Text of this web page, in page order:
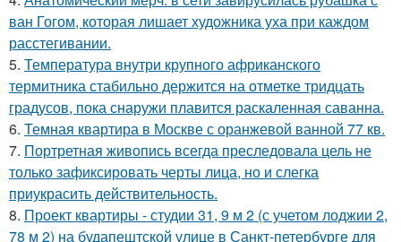
ван Гогом, которая лишает художника уха при каждом
расстегивании.
5. Температура внутри крупного африканского
термитника стабильно держится на отметке тридцать
градусов, пока снаружи плавится раскаленная саванна.
6. Темная квартира в Москве с оранжевой ванной 77 кв.
7. Портретная живопись всегда преследовала цель не
только зафиксировать черты лица, но и слегка
приукрасить действительность.
8. Проект квартиры - студии 31, 9 м 2 (с учетом лоджии 2,
78 м 2) на будапештской улице в Санкт-петербурге для